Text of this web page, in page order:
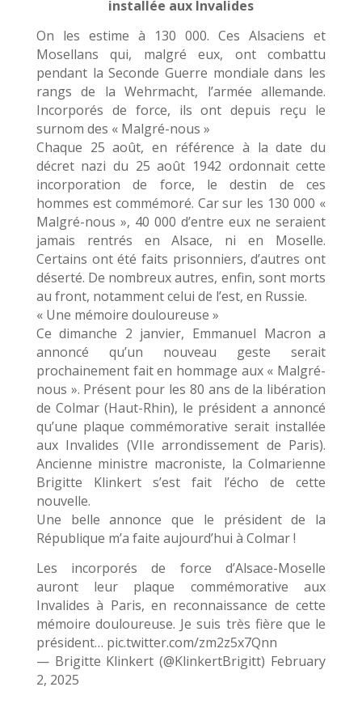
installée aux Invalides
On les estime à 130 000. Ces Alsaciens et
Mosellans qui, malgré eux, ont combattu
pendant la Seconde Guerre mondiale dans les
rangs de la Wehrmacht, l’armée allemande.
Incorporés de force, ils ont depuis reçu le
surnom des « Malgré-nous »
Chaque 25 août, en référence à la date du
décret nazi du 25 août 1942 ordonnait cette
incorporation de force, le destin de ces
hommes est commémoré. Car sur les 130 000 «
Malgré-nous », 40 000 d’entre eux ne seraient
jamais rentrés en Alsace, ni en Moselle.
Certains ont été faits prisonniers, d’autres ont
déserté. De nombreux autres, enfin, sont morts
au front, notamment celui de l’est, en Russie.
« Une mémoire douloureuse »
Ce dimanche 2 janvier, Emmanuel Macron a
annoncé qu’un nouveau geste serait
prochainement fait en hommage aux « Malgré-
nous ». Présent pour les 80 ans de la libération
de Colmar (Haut-Rhin), le président a annoncé
qu’une plaque commémorative serait installée
aux Invalides (VIIe arrondissement de Paris).
Ancienne ministre macroniste, la Colmarienne
Brigitte Klinkert s’est fait l’écho de cette
nouvelle.
Une belle annonce que le président de la
République m’a faite aujourd’hui à Colmar !
Les incorporés de force d’Alsace-Moselle
auront leur plaque commémorative aux
Invalides à Paris, en reconnaissance de cette
mémoire douloureuse. Je suis très fière que le
président… pic.twitter.com/zm2z5x7Qnn
— Brigitte Klinkert (@KlinkertBrigitt) February
2, 2025